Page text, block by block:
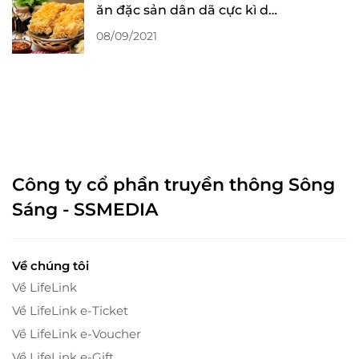
ăn đặc sản dân dã cực kì dễ
ăn dễ ghiền
08/09/2021
Công ty cổ phần truyền thông Sông
Sáng - SSMEDIA
Về chúng tôi
Về LifeLink
Về LifeLink e-Ticket
Về LifeLink e-Voucher